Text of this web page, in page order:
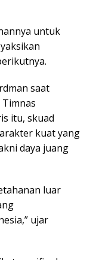
untuk
saat
itu, skuad
kuat yang
daya juang
luar
ujar